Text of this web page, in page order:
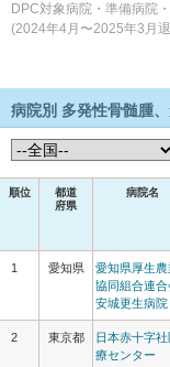
DPC対象病院・準備病院
(2024年4月〜2025年3月
病院別 多発性骨髄腫
順位
都道
府県
病院名
1 愛知県
愛知県厚生農
協同組合連合
安城更生病院
2 東京都
日本赤十字社
療センター